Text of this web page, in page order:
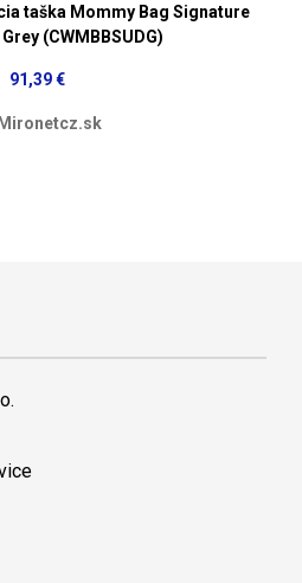
taška Mommy Bag Signature
(CWMBBSUDG)
91,39 €